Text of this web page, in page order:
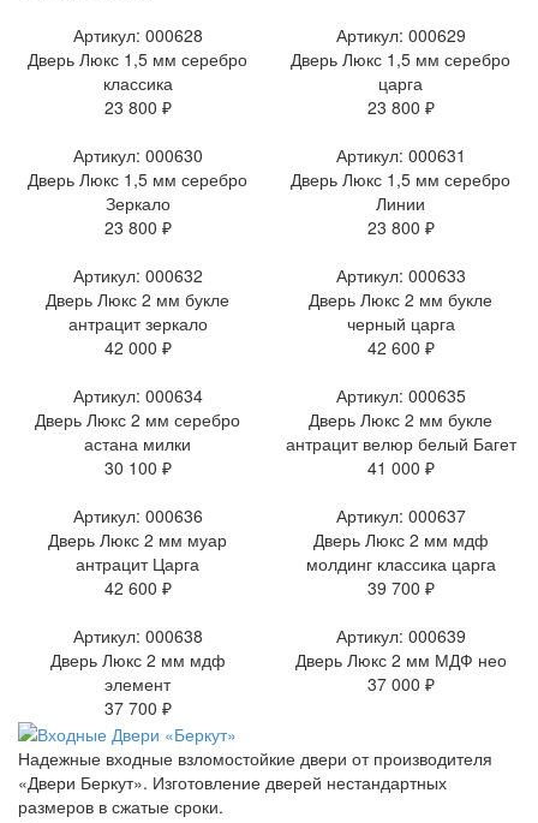
Артикул: 000628
Дверь Люкс 1,5 мм серебро
классика
23 800 ₽
Артикул: 000629
Дверь Люкс 1,5 мм серебро
царга
23 800 ₽
Артикул: 000630
Дверь Люкс 1,5 мм серебро
Зеркало
23 800 ₽
Артикул: 000631
Дверь Люкс 1,5 мм серебро
Линии
23 800 ₽
Артикул: 000632
Дверь Люкс 2 мм букле
антрацит зеркало
42 000 ₽
Артикул: 000633
Дверь Люкс 2 мм букле
черный царга
42 600 ₽
Артикул: 000634
Дверь Люкс 2 мм серебро
астана милки
30 100 ₽
Артикул: 000635
Дверь Люкс 2 мм букле
антрацит велюр белый Багет
41 000 ₽
Артикул: 000636
Дверь Люкс 2 мм муар
антрацит Царга
42 600 ₽
Артикул: 000637
Дверь Люкс 2 мм мдф
молдинг классика царга
39 700 ₽
Артикул: 000638
Дверь Люкс 2 мм мдф
элемент
37 700 ₽
Артикул: 000639
Дверь Люкс 2 мм МДФ нео
37 000 ₽
Надежные входные взломостойкие двери от производителя
«Двери Беркут». Изготовление дверей нестандартных
размеров в сжатые сроки.